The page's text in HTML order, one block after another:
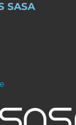
SASA